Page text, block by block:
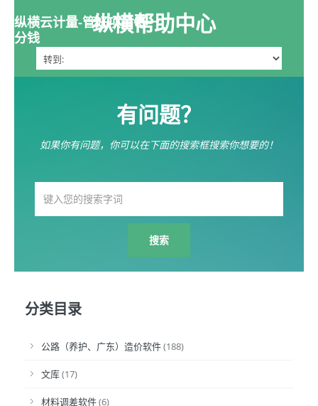
纵横帮助中心
纵横云计量-管好项目每一
分钱
有问题？
如果你有问题，你可以在下面的搜索框搜索你想要的！
分类目录
公路（养护、广东）造价软件(188)
文库(17)
材料调差软件(6)